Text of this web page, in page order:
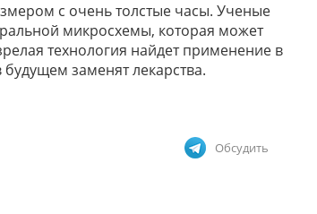
с очень толстые часы. Ученые
микросхемы, которая может
технология найдет применение в
заменят лекарства.
Обсудить